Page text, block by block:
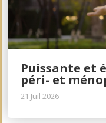
Puissante et
péri- et
21 Juil 2026